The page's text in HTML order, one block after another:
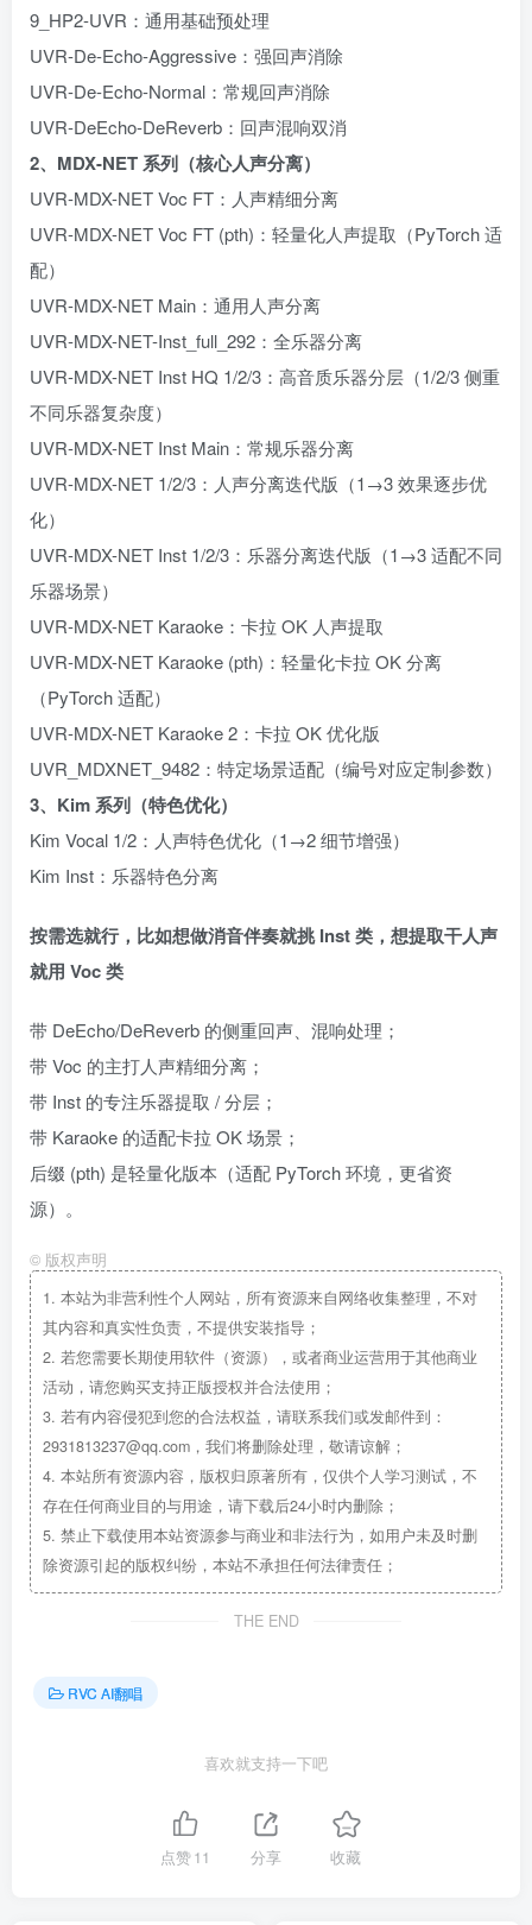
9_HP2-UVR：通用基础预处理
UVR-De-Echo-Aggressive：强回声消除
UVR-De-Echo-Normal：常规回声消除
UVR-DeEcho-DeReverb：回声混响双消
2、MDX-NET 系列（核心人声分离）
UVR-MDX-NET Voc FT：人声精细分离
UVR-MDX-NET Voc FT (pth)：轻量化人声提取（PyTorch 适
配）
UVR-MDX-NET Main：通用人声分离
UVR-MDX-NET-Inst_full_292：全乐器分离
UVR-MDX-NET Inst HQ 1/2/3：高音质乐器分层（1/2/3 侧重
不同乐器复杂度）
UVR-MDX-NET Inst Main：常规乐器分离
UVR-MDX-NET 1/2/3：人声分离迭代版（1→3 效果逐步优
化）
UVR-MDX-NET Inst 1/2/3：乐器分离迭代版（1→3 适配不同
乐器场景）
UVR-MDX-NET Karaoke：卡拉 OK 人声提取
UVR-MDX-NET Karaoke (pth)：轻量化卡拉 OK 分离
（PyTorch 适配）
UVR-MDX-NET Karaoke 2：卡拉 OK 优化版
UVR_MDXNET_9482：特定场景适配（编号对应定制参数）
3、Kim 系列（特色优化）
Kim Vocal 1/2：人声特色优化（1→2 细节增强）
Kim Inst：乐器特色分离
按需选就行，比如想做消音伴奏就挑 Inst 类，想提取干人声
就用 Voc 类
带 DeEcho/DeReverb 的侧重回声、混响处理；
带 Voc 的主打人声精细分离；
带 Inst 的专注乐器提取 / 分层；
带 Karaoke 的适配卡拉 OK 场景；
后缀 (pth) 是轻量化版本（适配 PyTorch 环境，更省资
源）。
© 版权声明
1. 本站为非营利性个人网站，所有资源来自网络收集整理，不对
其内容和真实性负责，不提供安装指导；
2. 若您需要长期使用软件（资源），或者商业运营用于其他商业
活动，请您购买支持正版授权并合法使用；
3. 若有内容侵犯到您的合法权益，请联系我们或发邮件到：
2931813237@qq.com，我们将删除处理，敬请谅解；
4. 本站所有资源内容，版权归原著所有，仅供个人学习测试，不
存在任何商业目的与用途，请下载后24小时内删除；
5. 禁止下载使用本站资源参与商业和非法行为，如用户未及时删
除资源引起的版权纠纷，本站不承担任何法律责任；
THE END
RVC AI翻唱
喜欢就支持一下吧
点赞11 分享 收藏